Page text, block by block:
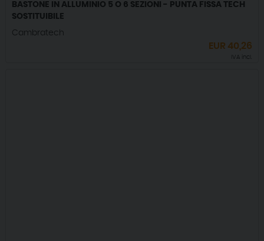
BASTONE IN ALLUMINIO 5 O 6 SEZIONI - PUNTA FISSA TECH
SOSTITUIBILE
Cambratech
EUR 40,26
IVA incl.